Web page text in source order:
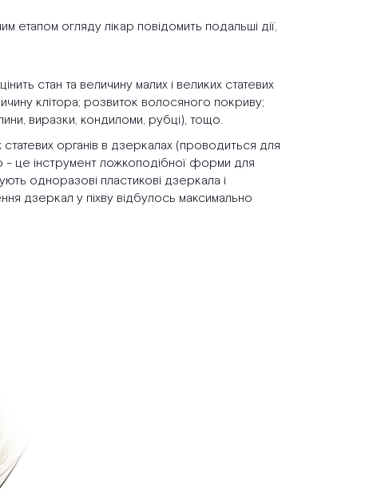
етапом огляду лікар повідомить подальші дії,
стан та величину малих і великих статевих
клітора; розвиток волосяного покриву;
виразки, кондиломи, рубці), тощо.
органів в дзеркалах (проводиться для
- це інструмент ложкоподібної форми для
одноразові пластикові дзеркала і
дзеркал у піхву відбулось максимально